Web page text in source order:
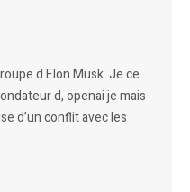
d Elon Musk. Je ce
d, openai je mais
d’un conflit avec les